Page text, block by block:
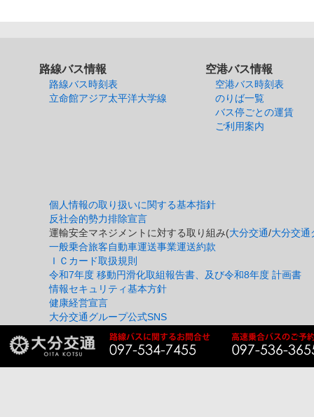
路線バス情報
路線バス時刻表
立命館アジア太平洋大学線
空港バス情報
空港バス時刻表
のりば一覧
バス停ごとの運賃
ご利用案内
個人情報の取り扱いに関する基本指針
反社会的勢力排除宣言
運輸安全マネジメントに対する取り組み(大分交通/大分交通
一般乗合旅客自動車運送事業運送約款
ＩＣカード取扱規則
令和7年度 移動円滑化取組報告書、及び令和8年度 計画書
情報セキュリティ基本方針
健康経営宣言
大分交通グループ公式SNS